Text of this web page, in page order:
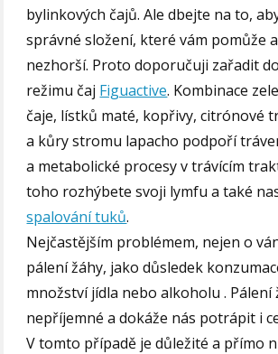
bylinkových čajů. Ale dbejte na to,
správné složení, které vám pomůže
nezhorší. Proto doporučuji zařadit
režimu čaj Figuactive. Kombinace
čaje, lístků maté, kopřivy, citrónové
a kůry stromu lapacho podpoří
a metabolické procesy v trávícím
toho rozhýbete svoji lymfu a také
spalování tuků.
Nejčastějším problémem, nejen o
pálení žáhy, jako důsledek
množství jídla nebo alkoholu . Pálení
nepříjemné a dokáže nás potrápit i
V tomto případě je důležité a přímo